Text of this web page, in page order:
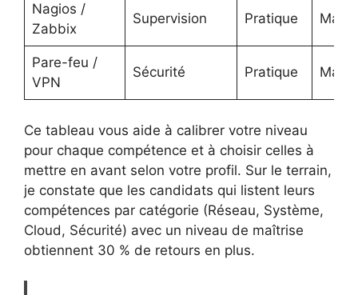
Nagios /
Zabbix
Supervision Pratique
Pare-feu /
VPN
Sécurité Pratique
Ce tableau vous aide à calibrer votre niveau
pour chaque compétence et à choisir celles à
mettre en avant selon votre profil. Sur le terrain,
je constate que les candidats qui listent leurs
compétences par catégorie (Réseau, Système,
Cloud, Sécurité) avec un niveau de maîtrise
obtiennent 30 % de retours en plus.